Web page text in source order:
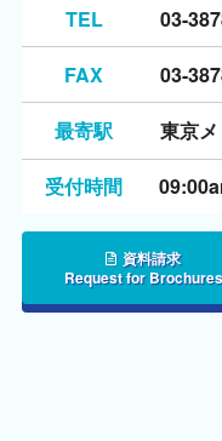
TEL
03-
FAX
03-
最寄駅
東京
受付時間
資料請求
Request for Brochures